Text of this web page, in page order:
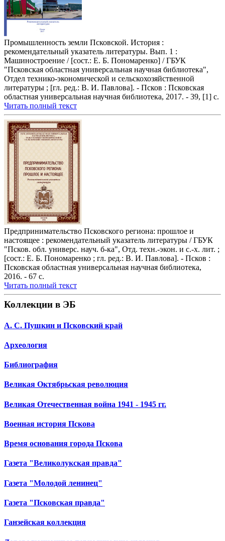
Промышленность земли Псковской. История :
рекомендательный указатель литературы. Вып. 1 :
Машиностроение / [сост.: Е. Б. Пономаренко] / ГБУК
"Псковская областная универсальная научная библиотека",
Отдел технико-экономической и сельскохозяйственной
литературы ; [гл. ред.: В. И. Павлова]. - Псков : Псковская
областная универсальная научная библиотека, 2017. - 39, [1] с.
Читать полный текст
Предпринимательство Псковского региона: прошлое и
настоящее : рекомендательный указатель литературы / ГБУК
"Псков. обл. универс. науч. б-ка", Отд. техн.-экон. и с.-х. лит. ;
[сост.: Е. Б. Пономаренко ; гл. ред.: В. И. Павлова]. - Псков :
Псковская областная универсальная научная библиотека,
2016. - 67 с.
Читать полный текст
Коллекции в ЭБ
А. С. Пушкин и Псковский край
Археология
Библиография
Великая Октябрьская революция
Великая Отечественная война 1941 - 1945 гг.
Военная история Пскова
Время основания города Пскова
Газета "Великолукская правда"
Газета "Молодой ленинец"
Газета "Псковская правда"
Ганзейская коллекция